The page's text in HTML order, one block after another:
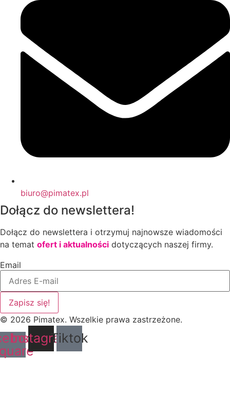
biuro@pimatex.pl
Dołącz do newslettera!
Dołącz do newslettera i otrzymuj najnowsze wiadomości
na temat ofert i aktualności dotyczących naszej firmy.
Email
Zapisz się!
© 2026 Pimatex. Wszelkie prawa zastrzeżone.
Instagram
Tiktok